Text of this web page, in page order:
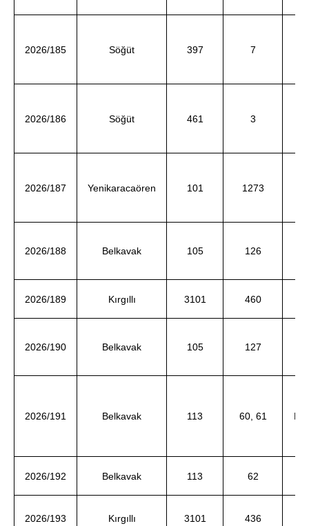
2026/185 Söğüt 397 7
2026/186 Söğüt 461 3
2026/187 Yenikaracaören 101 1273
2026/188 Belkavak 105 126
2026/189 Kırgıllı 3101 460
2026/190 Belkavak 105 127
2026/191 Belkavak 113 60, 61
2026/192 Belkavak 113 62
2026/193 Kırgıllı 3101 436